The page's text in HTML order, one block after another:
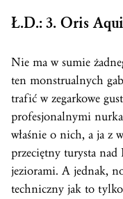
Ł.D.: 3. Oris
Nie ma w sumie
ten monstrualnych
trafić w zegarkowe
profesjonalnymi
właśnie o nich, a ja z
przeciętny turysta
jeziorami. A jednak,
techniczny jak to